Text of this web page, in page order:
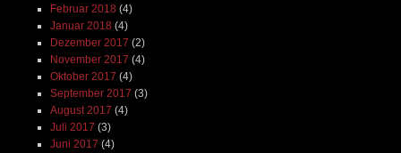
Februar 2018 (4)
Januar 2018 (4)
Dezember 2017 (2)
November 2017 (4)
Oktober 2017 (4)
September 2017 (3)
August 2017 (4)
Juli 2017 (3)
Juni 2017 (4)